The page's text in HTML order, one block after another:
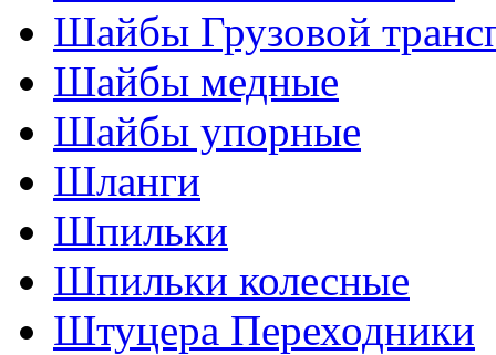
Шайбы Грузовой
Шайбы медные
Шайбы упорные
Шланги
Шпильки
Шпильки колесные
Штуцера Переходники